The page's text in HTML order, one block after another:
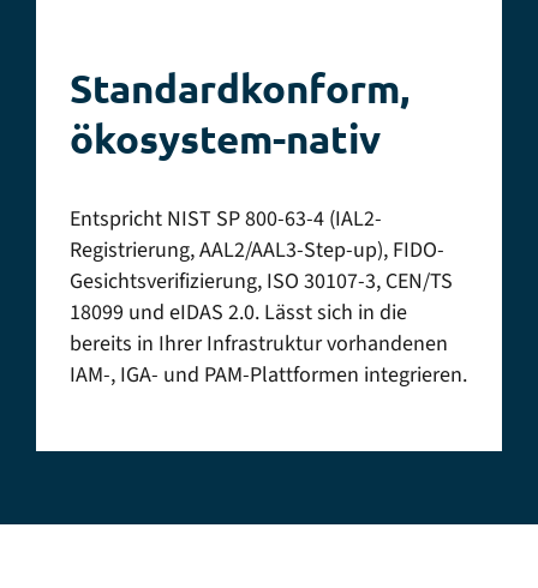
Standardkonform,
ökosystem-nativ
Entspricht NIST SP 800-63-4 (IAL2-
Registrierung, AAL2/AAL3-Step-up), FIDO-
Gesichtsverifizierung, ISO 30107-3, CEN/TS
18099 und eIDAS 2.0. Lässt sich in die
bereits in Ihrer Infrastruktur vorhandenen
IAM-, IGA- und PAM-Plattformen integrieren.